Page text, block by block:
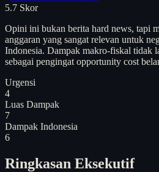
5.7 Skor
Opini ini bukan berita hard news, tapi
anggaran yang sangat relevan untuk
Indonesia. Dampak makro-fiskal tidak
sebagai pengingat opportunity cost
Urgensi
4
Luas Dampak
7
Dampak Indonesia
6
Ringkasan Eksekutif